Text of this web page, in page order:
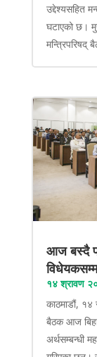
उद्देश्यसहित
घटाएको छ।
मन्त्रिपरिषद्
आज बस्दै
१४ श्रावण
काठमाडौं,
बैठक आज
अर्थसम्बन्धी